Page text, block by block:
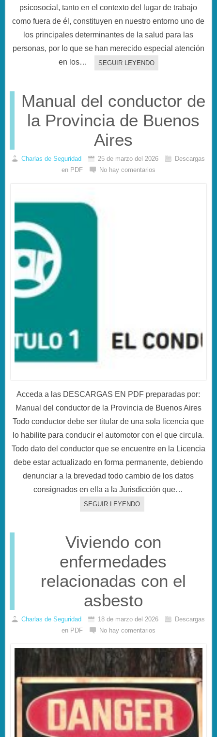
psicosocial, tanto en el contexto del lugar de trabajo
como fuera de él, constituyen en nuestro entorno uno de
los principales determinantes de la salud para las
personas, por lo que se han merecido especial atención
en los…
SEGUIR LEYENDO
Manual del conductor de
la Provincia de Buenos
Aires
Charlas de Seguridad 25 de marzo del 2026
Descargas
en PDF
No hay comentarios
Acceda a las DESCARGAS EN PDF preparadas por:
Manual del conductor de la Provincia de Buenos Aires
Todo conductor debe ser titular de una sola licencia que
lo habilite para conducir el automotor con el que circula.
Todo dato del conductor que se encuentre en la Licencia
debe estar actualizado en forma permanente, debiendo
denunciar a la brevedad todo cambio de los datos
consignados en ella a la Jurisdicción que…
SEGUIR LEYENDO
Viviendo con
enfermedades
relacionadas con el
asbesto
Charlas de Seguridad 18 de marzo del 2026
Descargas
en PDF
No hay comentarios